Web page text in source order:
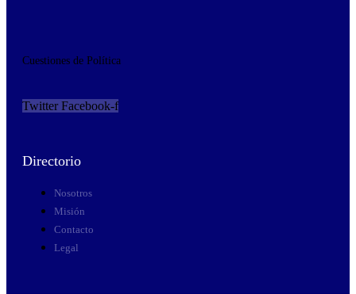
Cuestiones de Política
Twitter Facebook-f
Directorio
Nosotros
Misión
Contacto
Legal